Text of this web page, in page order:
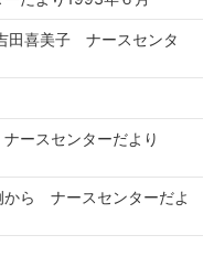
田喜美子 ナースセンタ
ースセンターだより
から ナースセンターだよ